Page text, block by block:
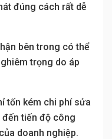
đúng cách rất dễ
bên trong có thể
trọng do áp
tốn kém chi phí sửa
tiến độ công
doanh nghiệp.